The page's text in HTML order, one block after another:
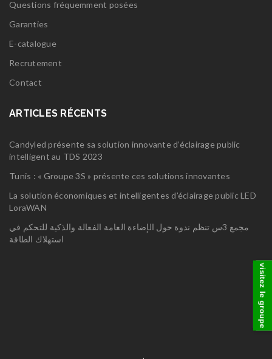
Questions fréquemment posées
Garanties
E-catalogue
Recrutement
Contact
ARTICLES RÉCENTS
Candyled présente sa solution innovante d’éclairage public
intelligent au TDS 2023
Tunis : « Groupe 3S » présente ces solutions innovantes
La solution économiques et intelligentes d’éclairage public LED
LoraWAN
مجمع 3س تنظم ندوة حول الإضاءة العامة الفعالة والذكية للتحكم في
استهلاك الطاقة
visitez le groupe